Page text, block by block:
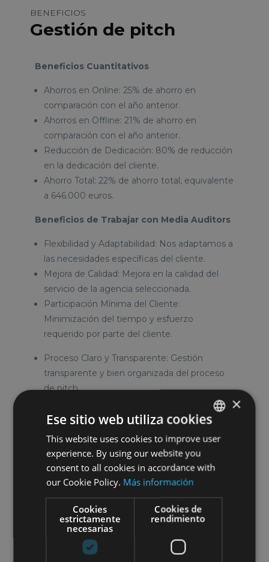
BENEFICIOS
Gestión de pitch
Beneficios Cuantitativos
Ahorros en Online: 25% de ahorro en
comparación con el año anterior.
Ahorros en Offline: 21% de ahorro en
comparación con el año anterior.
Reducción de Dedicación: 80% de reducción
en la dedicación del cliente.
Ahorro Total: 22% de ahorro total, equivalente
a 646.000 euros.
Beneficios de Trabajar con Media Auditors
Flexibilidad y Adaptabilidad: Nos adaptamos a
las necesidades específicas del cliente.
Mejora de Calidad: Mejora en la calidad del
servicio de la agencia seleccionada.
Participación Mínima del Cliente:
Minimización del tiempo y esfuerzo
requerido por parte del cliente.
Proceso Claro y Transparente: Gestión
transparente y bien organizada del proceso
de pitch.
Establecemos estructuras de retribución que
se orientan al retorno de inversión,
asegurando que los intereses del cliente y de
la agencia estén alineados.
Asesoramiento Completo: Proporcionamos
proceso, desde la organización inicial hasta la
implementación final.
Reducir Errores e Ineficiencias: Nuestra
metodología precisa y detallada minimiza
SPANISH
×
Ese sitio web utiliza cookies
This website uses cookies to improve user
experience. By using our website you
consent to all cookies in accordance with
our Cookie Policy. Más información
Cookies
estrictamente
necesarias
Cookies de
rendimiento